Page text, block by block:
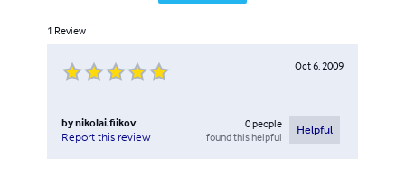
1 Review
Oct 6, 2009
bynikolai.fiikov
Report this review
0people
found this helpful
Helpful